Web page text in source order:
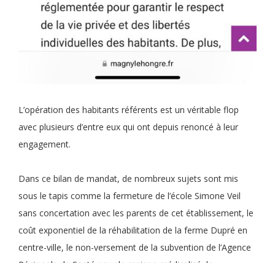
L’opération des habitants référents est un véritable flop
avec plusieurs d’entre eux qui ont depuis renoncé à leur
engagement.
Dans ce bilan de mandat, de nombreux sujets sont mis
sous le tapis comme la fermeture de l’école Simone Veil
sans concertation avec les parents de cet établissement, le
coût exponentiel de la réhabilitation de la ferme Dupré en
centre-ville, le non-versement de la subvention de l’Agence